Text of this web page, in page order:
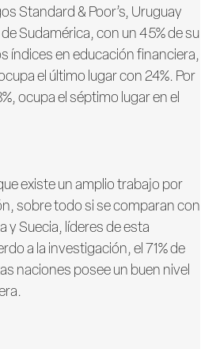
Standard & Poor’s, Uruguay
Sudamérica, con un 45% de su
índices en educación financiera,
el último lugar con 24%. Por
ocupa el séptimo lugar en el
existe un amplio trabajo por
sobre todo si se comparan con
y Suecia, líderes de esta
a la investigación, el 71% de
naciones posee un buen nivel